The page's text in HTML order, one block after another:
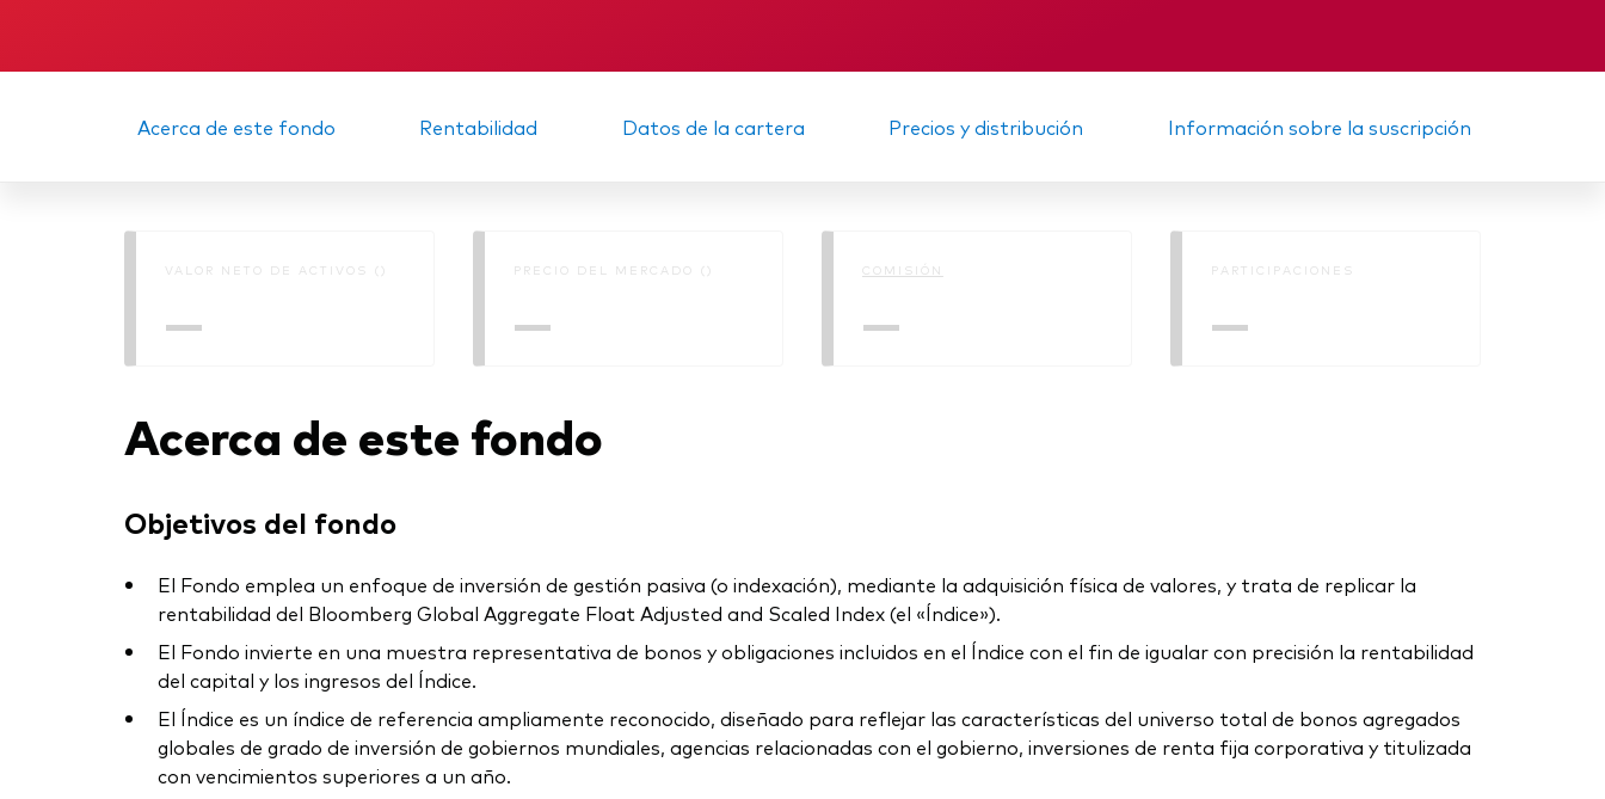
Acerca de este fondo Rentabilidad Datos de la cartera Precios y distribución Información sobre la suscripción
VALOR NETO DE ACTIVOS ()
—
PRECIO DEL MERCADO ()
—
COMISIÓN
—
PARTICIPACIONES
—
Acerca de este fondo
Objetivos del fondo
El Fondo emplea un enfoque de inversión de gestión pasiva (o indexación), mediante la adquisición física de valores, y trata de replicar la
rentabilidad del Bloomberg Global Aggregate Float Adjusted and Scaled Index (el «Índice»).
El Fondo invierte en una muestra representativa de bonos y obligaciones incluidos en el Índice con el fin de igualar con precisión la rentabilidad
del capital y los ingresos del Índice.
El Índice es un índice de referencia ampliamente reconocido, diseñado para reflejar las características del universo total de bonos agregados
globales de grado de inversión de gobiernos mundiales, agencias relacionadas con el gobierno, inversiones de renta fija corporativa y titulizada
con vencimientos superiores a un año.